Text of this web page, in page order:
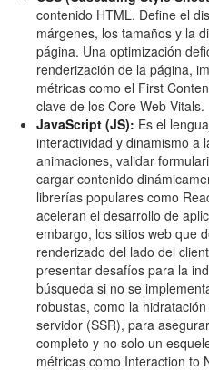
contenido HTML. Define el
márgenes, los tamaños y la
página. Una optimización
renderización de la página,
métricas como el First
clave de los Core Web Vitals.
JavaScript (JS): Es el
interactividad y dinamismo a
animaciones, validar
cargar contenido
librerías populares como
aceleran el desarrollo de
embargo, los sitios web que
renderizado del lado del
presentar desafíos para la
búsqueda si no se
robustas, como la
servidor (SSR), para
completo y no solo un
métricas como Interaction to